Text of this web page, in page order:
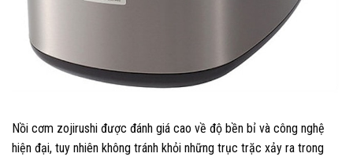
Nồi cơm zojirushi được đánh giá cao về độ bền bỉ và công nghệ
hiện đại, tuy nhiên không tránh khỏi những trục trặc xảy ra trong